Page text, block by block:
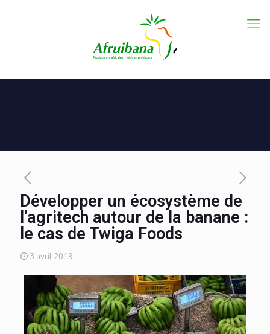
Développer un écosystème de
l’agritech autour de la banane :
le cas de Twiga Foods
3 avril 2019